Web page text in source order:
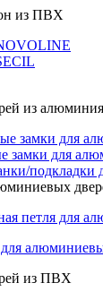
из ПВХ
из алюминия
замки для
замки для
подкладки
петля для
из ПВХ